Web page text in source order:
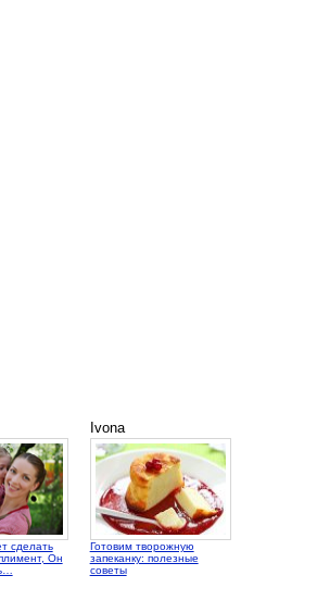
сделать
Он
Ivona
Готовим творожную
запеканку: полезные
советы